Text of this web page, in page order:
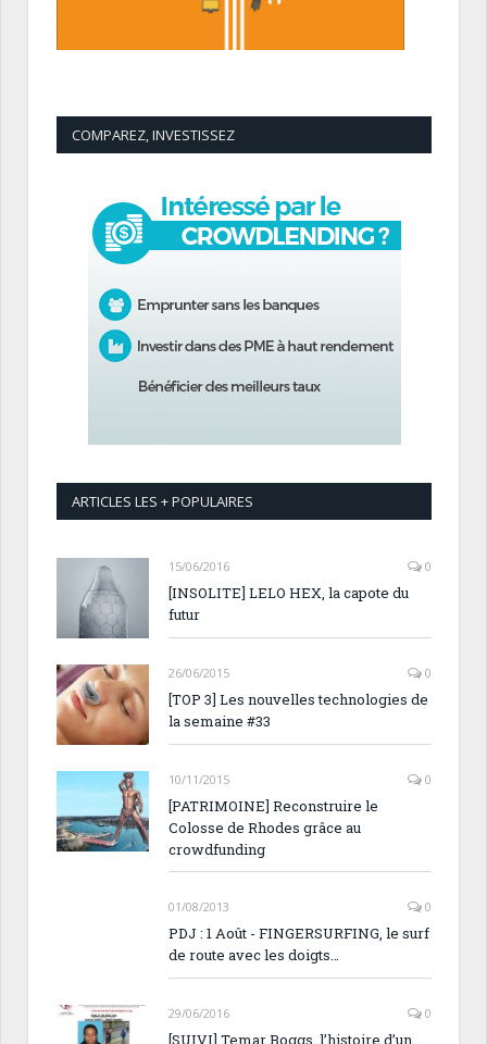
COMPAREZ, INVESTISSEZ
ARTICLES LES + POPULAIRES
15/06/2016 0
[INSOLITE] LELO HEX, la capote du
futur
26/06/2015 0
[TOP 3] Les nouvelles technologies de
la semaine #33
10/11/2015 0
[PATRIMOINE] Reconstruire le
Colosse de Rhodes grâce au
crowdfunding
01/08/2013 0
PDJ : 1 Août - FINGERSURFING, le surf
de route avec les doigts…
29/06/2016 0
[SUIVI] Temar Boggs, l’histoire d’un